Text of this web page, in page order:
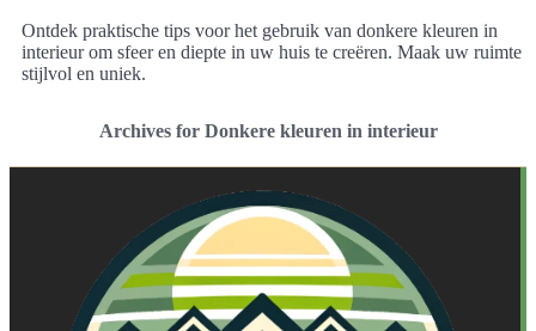
Ontdek praktische tips voor het gebruik van donkere kleuren in
interieur om sfeer en diepte in uw huis te creëren. Maak uw ruimte
stijlvol en uniek.
Archives for Donkere kleuren in interieur